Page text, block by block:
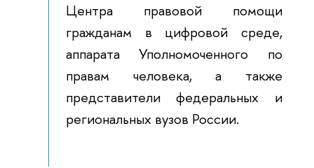
Центра правовой помощи
гражданам в цифровой среде,
аппарата Уполномоченного по
правам человека, а также
представители федеральных и
региональных вузов России.